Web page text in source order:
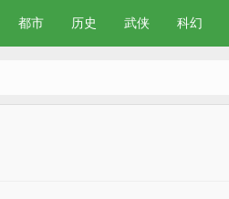
都市 历史 武侠 科幻